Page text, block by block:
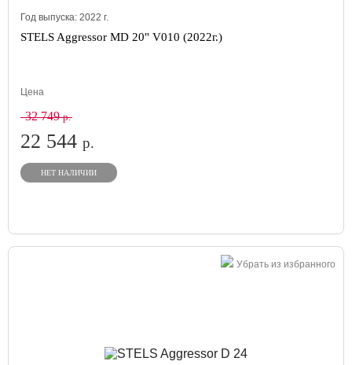
Год выпуска: 2022 г.
STELS Aggressor MD 20" V010 (2022г.)
Цена
32 749р.
22 544 р.
НЕТ НАЛИЧИИ
Убрать из избранного